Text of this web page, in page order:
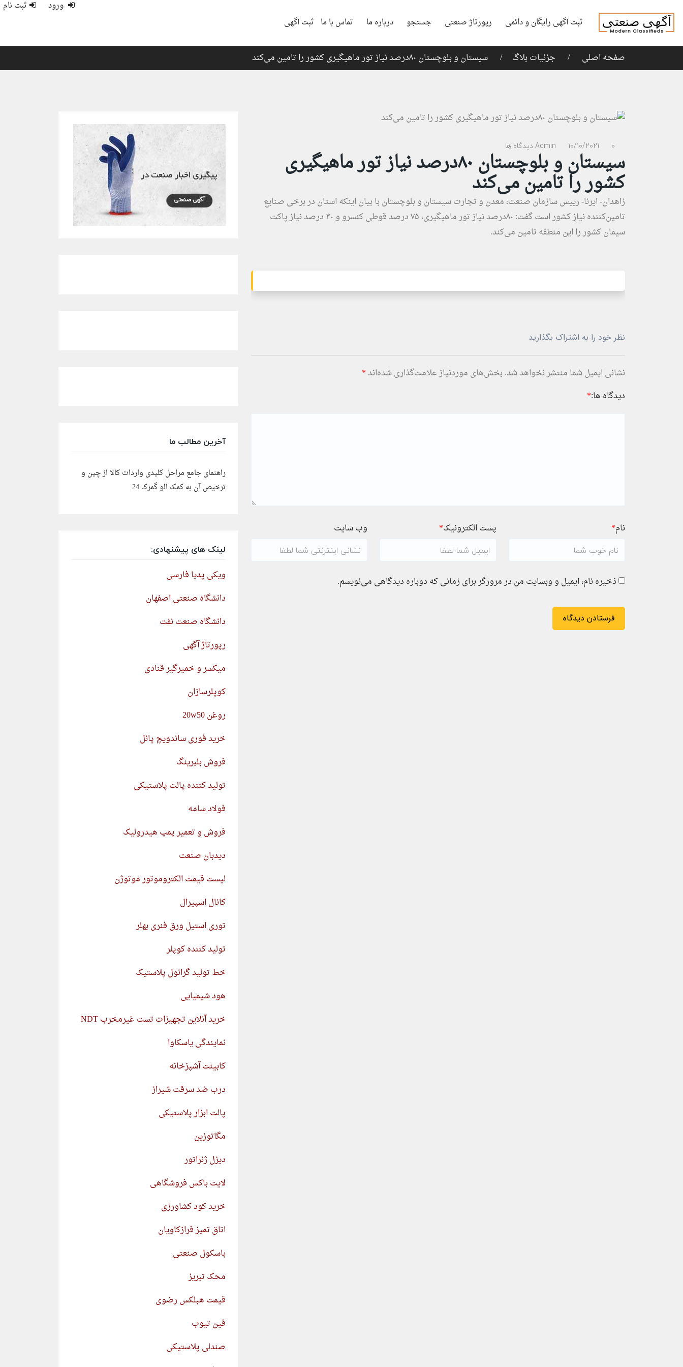
ثبت آگهی رایگان و دائمی رپورتاژ صنعتی جستجو درباره ما تماس با ما ثبت آگهی
ورود ثبت نام
صفحه اصلی جزئیات بلاگ سیستان و بلوچستان ۸۰درصد نیاز تور ماهیگیری کشور را تامین می‌کند
Admin 10/10/2021 0 دیدگاه ها
سیستان و بلوچستان ۸۰درصد نیاز تور ماهیگیری
کشور را تامین می‌کند
زاهدان- ایرنا- رییس سازمان صنعت، معدن و تجارت سیستان و بلوچستان با بیان اینکه استان در برخی صنایع
تامین‌کننده نیاز کشور است گفت: ۸۰درصد نیاز تور ماهیگیری، ۷۵ درصد قوطی کنسرو و ۳۰ درصد نیاز پاکت
سیمان کشور را این منطقه تامین می‌کند.
نظر خود را به اشتراک بگذارید
نشانی ایمیل شما منتشر نخواهد شد. بخش‌های موردنیاز علامت‌گذاری شده‌اند*
دیدگاه ها:*
نام* پست الکترونیک* وب سایت
ذخیره نام، ایمیل و وبسایت من در مرورگر برای زمانی که دوباره دیدگاهی می‌نویسم.
آخرین مطالب ما
راهنمای جامع مراحل کلیدی واردات کالا از چین و
ترخیص آن به کمک الو گمرک 24
لینک های پیشنهادی:
ویکی پدیا فارسی
دانشگاه صنعتی اصفهان
دانشگاه صنعت نفت
رپورتاژ آگهی
میکسر و خمیرگیر قنادی
کوپلرسازان
روغن 20w50
خرید فوری ساندویچ پانل
فروش بلبرینگ
تولید کننده پالت پلاستیکی
فولاد سامه
فروش و تعمیر پمپ هیدرولیک
دیدبان صنعت
لیست قیمت الکتروموتور موتوژن
کانال اسپیرال
توری استیل ورق فنری بهلر
تولید کننده کوپلر
خط تولید گرانول پلاستیک
هود شیمیایی
خرید آنلاین تجهیزات تست غیرمخرب NDT
نمایندگی یاسکاوا
کابینت آشپزخانه
درب ضد سرقت شیراز
پالت ابزار پلاستیکی
مگاتوزین
دیزل ژنراتور
لایت باکس فروشگاهی
خرید کود کشاورزی
اتاق تمیز فرازکاویان
باسکول صنعتی
محک تبریز
قیمت هبلکس رضوی
فین تیوب
صندلی پلاستیکی